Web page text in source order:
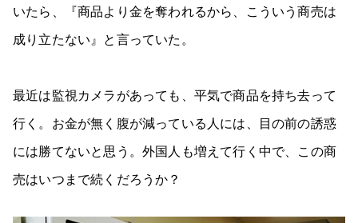
いたら、『商品より金を奪われるから、こういう商売は
成り立たない』と言っていた。
最近は監視カメラがあっても、平気で商品を持ち去って
行く。お金が無く腹が減っている人には、目の前の誘惑
には勝てないと思う。外国人も増えて行く中で、この商
売はいつまで続くだろうか？